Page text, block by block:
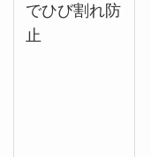
でひび割れ防
止